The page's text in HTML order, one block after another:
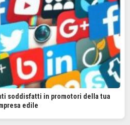
soddisfatti in promotori della tua
edile